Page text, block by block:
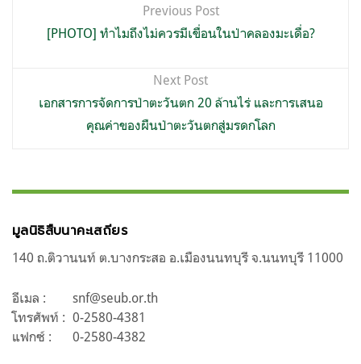
เรื่อง
Previous Post
[PHOTO] ทำไมถึงไม่ควรมีเขื่อนในป่าคลองมะเดื่อ?
Next Post
เอกสารการจัดการป่าตะวันตก 20 ล้านไร่ และการเสนอ
คุณค่าของผืนป่าตะวันตกสู่มรดกโลก
มูลนิธิสืบนาคะเสถียร
140 ถ.ติวานนท์ ต.บางกระสอ อ.เมืองนนทบุรี จ.นนทบุรี 11000
อีเมล :
snf@seub.or.th
โทรศัพท์ : 0-2580-4381
แฟกซ์ :
0-2580-4382